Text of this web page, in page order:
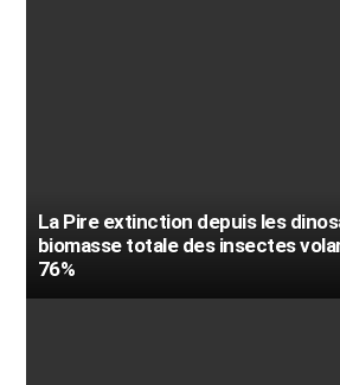
La Pire extinction depuis les
biomasse totale des insectes
76%